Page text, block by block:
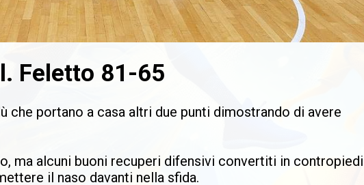
Feletto 81-65
che portano a casa altri due punti dimostrando di avere
ma alcuni buoni recuperi difensivi convertiti in contropiedi
il naso davanti nella sfida.